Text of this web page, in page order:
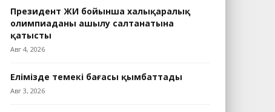
Президент ЖИ бойынша халықаралық
олимпиаданың ашылу салтанатына
қатысты
Авг 4, 2026
Елімізде темекі бағасы қымбаттады
Авг 3, 2026